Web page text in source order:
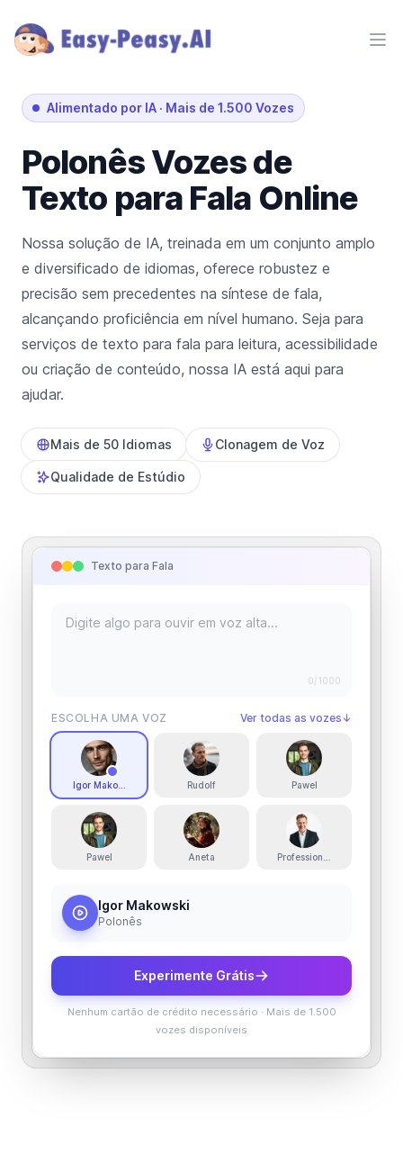
Alimentado por IA · Mais de 1.500 Vozes
PolonêsVozes de
Texto para Fala Online
Nossa solução de IA, treinada em um conjunto amplo
e diversificado de idiomas, oferece robustez e
precisão sem precedentes na síntese de fala,
alcançando proficiência em nível humano. Seja para
serviços de texto para fala para leitura, acessibilidade
ou criação de conteúdo, nossa IA está aqui para
ajudar.
Mais de 50 Idiomas Clonagem de Voz
Qualidade de Estúdio
Texto para Fala
0/1000
ESCOLHA UMA VOZ Ver todas as vozes ↓
Igor Makowski Rudolf Pawel
Pawel Aneta Professional Polish Male
Igor Makowski
Polonês
Experimente Grátis
Nenhum cartão de crédito necessário · Mais de 1.500
vozes disponíveis